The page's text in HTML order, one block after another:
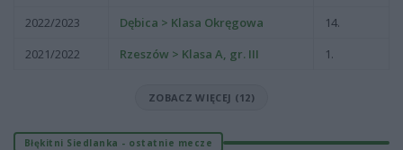
2022/2023
Dębica > Klasa Okręgowa
14.
2021/2022
Rzeszów > Klasa A, gr. III 1.
ZOBACZ WIĘCEJ (12)
Błękitni Siedlanka - ostatnie mecze